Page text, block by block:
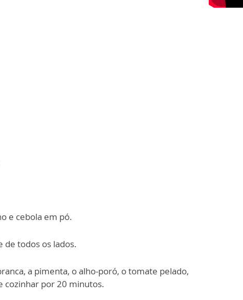
e cebola em pó.
de todos os lados.
a pimenta, o alho-poró, o tomate pelado,
cozinhar por 20 minutos.